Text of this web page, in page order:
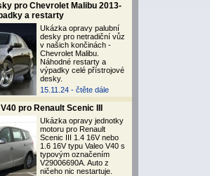
pro Chevrolet Malibu 2013-
a restarty
Ukázka opravy palubní
desky pro netradiční vůz
v našich končinách -
Chevrolet Malibu.
Náhodné restarty a
výpadky celé přístrojové
desky.
15.11.24 - čtěte dále
pro Renault Scenic III
Ukázka opravy jednotky
motoru pro Renault
Scenic III 1.4 16V nebo
1.6 16V typu Valeo V40 s
typovým označením
V29006690A. Auto z
ničeho nic nestartuje.